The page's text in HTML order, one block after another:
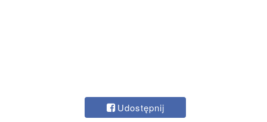
Udostępnij